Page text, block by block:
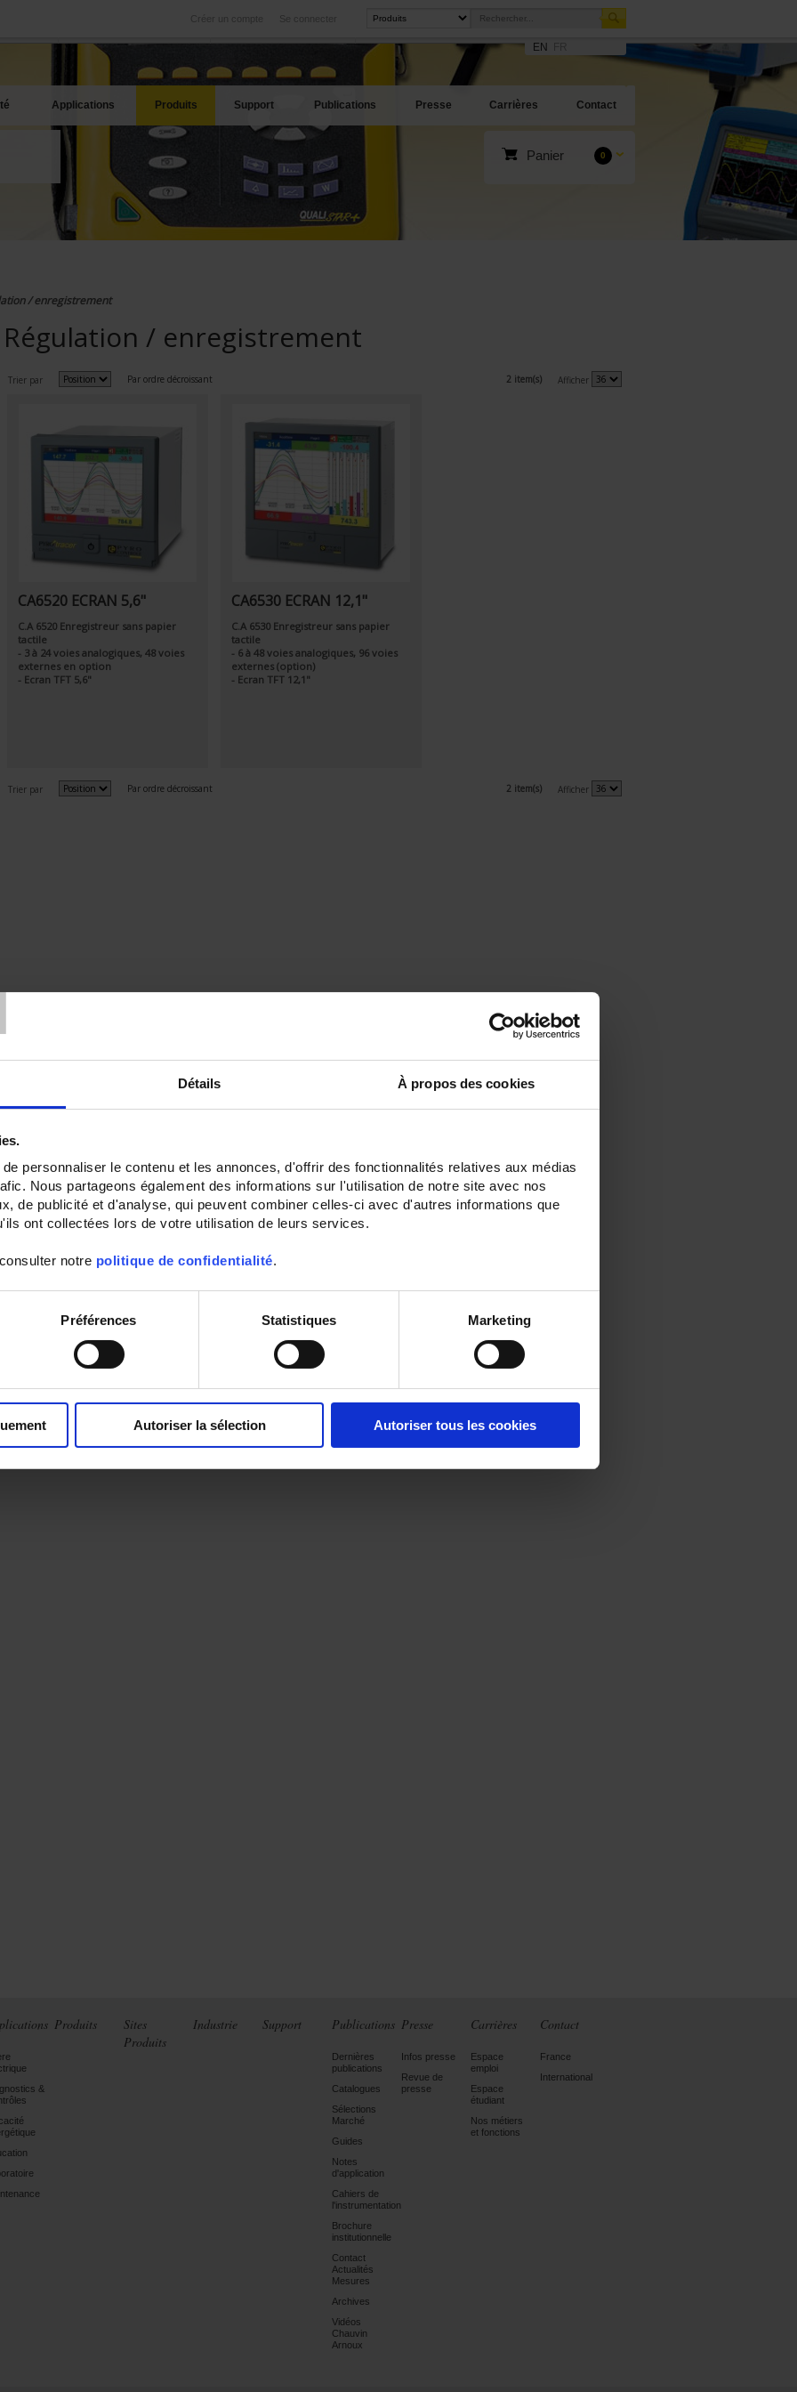
Détails À propos des cookies
personnaliser le contenu et les annonces, d'offrir des fonctionnalités relatives aux médias
Nous partageons également des informations sur l'utilisation de notre site avec nos
de publicité et d'analyse, qui peuvent combiner celles-ci avec d'autres informations que
ont collectées lors de votre utilisation de leurs services.
notre politique de confidentialité.
Préférences Statistiques Marketing
Autoriser la sélection Autoriser tous les cookies
Se connecter
Créer un compte
International
Nos filiales à l'étranger
Nos meilleures offres
EN
Applications Produits Support Publications Presse Carrières Contact
Panier 0
/ enregistrement
Régulation / enregistrement
Trier par Par ordre décroissant 2 item(s) Afficher
CA6520 ECRAN 5,6"
C.A 6520 Enregistreur sans papier
tactile
- 3 à 24 voies analogiques, 48 voies
externes en option
- Ecran TFT 5,6"
CA6530 ECRAN 12,1"
C.A 6530 Enregistreur sans papier
tactile
- 6 à 48 voies analogiques, 96 voies
externes (option)
- Ecran TFT 12,1"
Trier par Par ordre décroissant 2 item(s) Afficher
&
Produits
Sites
Produits
Industrie Support Publications
Dernières
publications
Catalogues
Sélections
Marché
Guides
Notes
d'application
Cahiers de
l'instrumentation
Brochure
institutionnelle
Contact
Actualités
Mesures
Archives
Vidéos
Chauvin
Arnoux
Presse
Infos presse
Revue de
presse
Carrières
Espace
emploi
Espace
étudiant
Nos métiers
et fonctions
Contact
France
International